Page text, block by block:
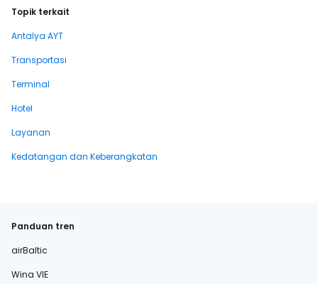
Topik terkait
Antalya AYT
Transportasi
Terminal
Hotel
Layanan
Kedatangan dan Keberangkatan
Panduan tren
airBaltic
Wina VIE